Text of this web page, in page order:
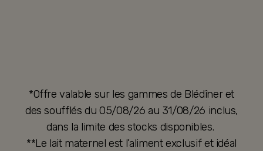
*Offre valable sur les gammes de Blédîner et
des soufflés du 05/08/26 au 31/08/26 inclus,
dans la limite des stocks disponibles.
**Le lait maternel est l’aliment exclusif et idéal